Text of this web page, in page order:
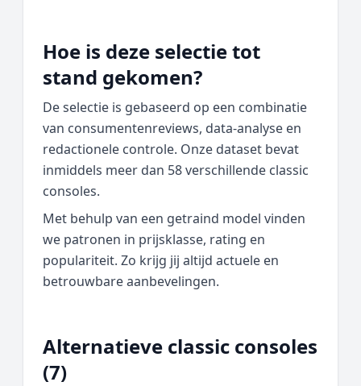
Hoe is deze selectie tot
stand gekomen?
De selectie is gebaseerd op een combinatie
van consumentenreviews, data‑analyse en
redactionele controle. Onze dataset bevat
inmiddels meer dan 58 verschillende classic
consoles.
Met behulp van een getraind model vinden
we patronen in prijsklasse, rating en
populariteit. Zo krijg jij altijd actuele en
betrouwbare aanbevelingen.
Alternatieve classic consoles
(7)